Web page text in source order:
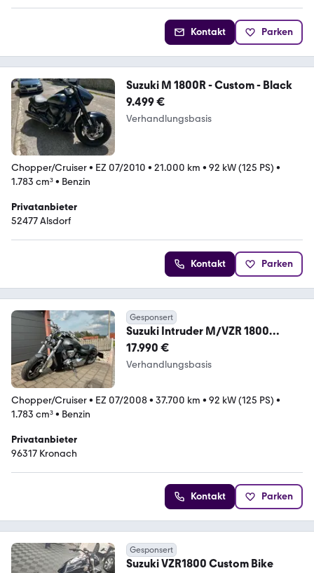
Kontakt Parken
Suzuki M 1800R - Custom - Black
9.499 €
Verhandlungsbasis
Chopper/Cruiser• EZ 07/2010 • 21.000 km • 92 kW (125 PS) •
1.783 cm³• Benzin
Privatanbieter
52477 Alsdorf
Kontakt Parken
Gesponsert
Suzuki Intruder M/VZR 1800
Thunder Penzl Airride Custom
17.990 €
Verhandlungsbasis
Chopper/Cruiser• EZ 07/2008• 37.700 km • 92 kW (125 PS) •
1.783 cm³• Benzin
Privatanbieter
96317 Kronach
Kontakt Parken
Gesponsert
Suzuki VZR1800 Custom Bike